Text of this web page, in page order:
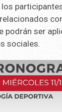
podrán ser
sociales.